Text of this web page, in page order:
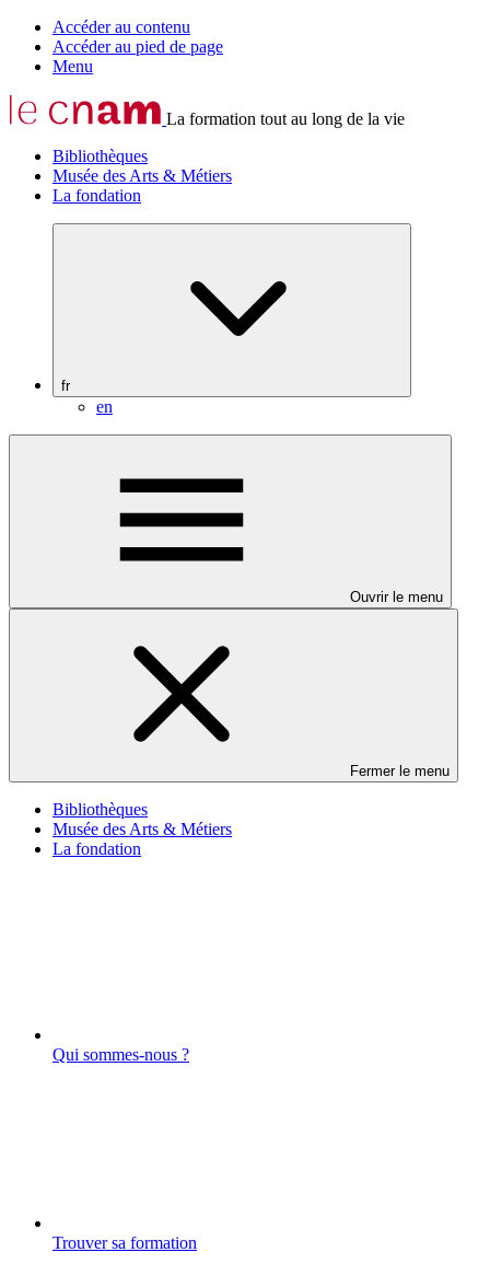
Accéder au contenu
Accéder au pied de page
Menu
La formation tout au long de la vie
Bibliothèques
Musée des Arts & Métiers
La fondation
fr
en
Ouvrir le menu
Fermer le menu
Bibliothèques
Musée des Arts & Métiers
La fondation
Qui sommes-nous ?
Trouver sa formation